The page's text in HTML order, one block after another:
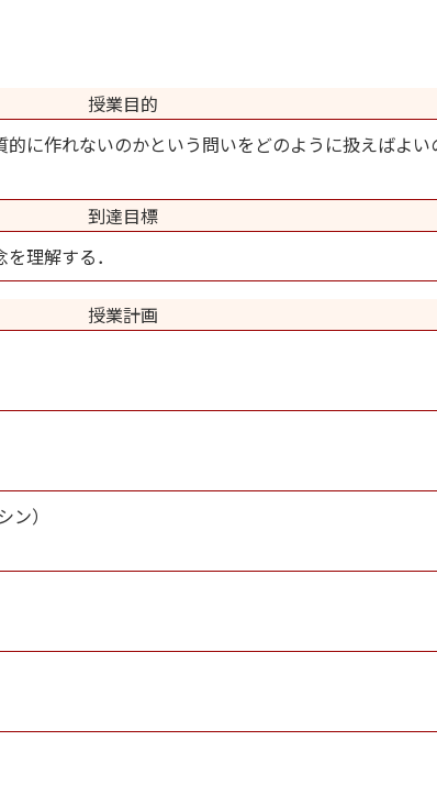
授業目的
に作れないのかという問いをどのように扱えばよ
到達目標
理解する．
授業計画
）